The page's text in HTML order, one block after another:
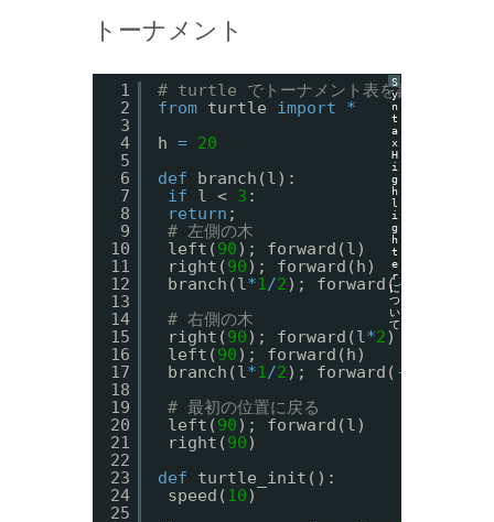
トーナメント
S
y
n
t
a
x
H
i
g
h
l
i
g
h
t
e
r
に
つ
い
て
1
2
3
4
5
6
7
8
9
10
11
12
13
14
15
16
17
18
19
20
21
22
23
24
25
# turtle でトーナメント表を書く
from turtle import
*
h = 20
def
branch(l):
if
l < 3 :
return ;
# 左側の木
left(90); forward(l)
right(90); forward(h)
branch(l*1/2); forward(-
# 右側の木
right(90); forward(l*2)
left(90); forward(h)
branch(l*1/2); forward( -
# 最初の位置に戻る
left(90); forward(l)
right(90)
def
turtle_init():
speed( 10)